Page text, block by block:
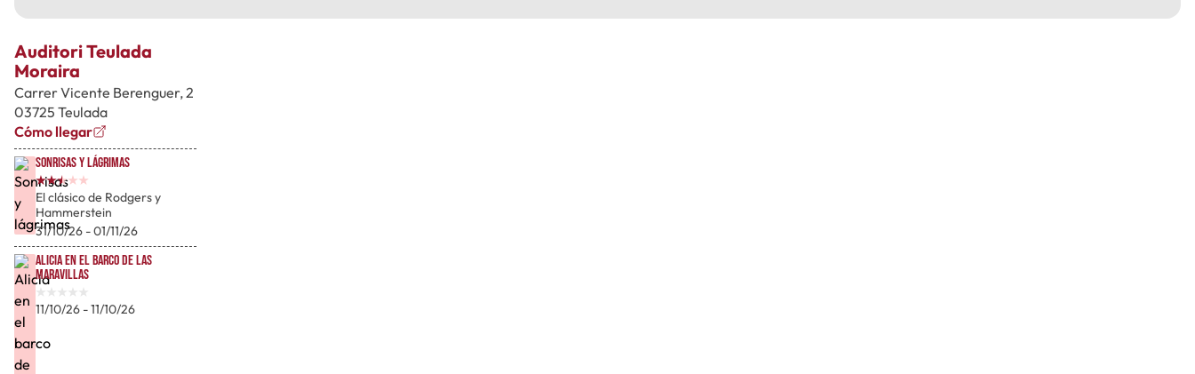
Auditori Teulada
Moraira
Carrer Vicente Berenguer, 2
03725 Teulada
Cómo llegar
Sonrisas y lágrimas
El clásico de Rodgers y
Hammerstein
31/10/26 - 01/11/26
Alicia en el barco de las
maravillas
11/10/26 - 11/10/26